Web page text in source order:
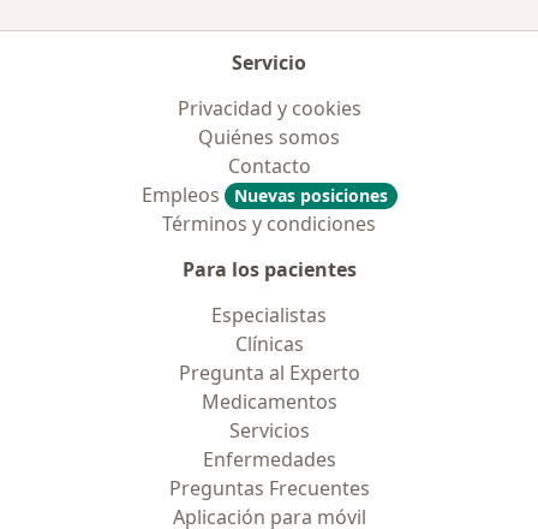
Servicio
Privacidad y cookies
Quiénes somos
Contacto
Empleos
Nuevas posiciones
Términos y condiciones
Para los pacientes
Especialistas
Clínicas
Pregunta al Experto
Medicamentos
Servicios
Enfermedades
Preguntas Frecuentes
Aplicación para móvil